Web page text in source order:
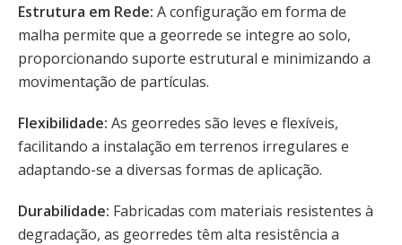
Estrutura em Rede: A configuração em forma de
malha permite que a georrede se integre ao solo,
proporcionando suporte estrutural e minimizando a
movimentação de partículas.
Flexibilidade: As georredes são leves e flexíveis,
facilitando a instalação em terrenos irregulares e
adaptando-se a diversas formas de aplicação.
Durabilidade: Fabricadas com materiais resistentes à
degradação, as georredes têm alta resistência a